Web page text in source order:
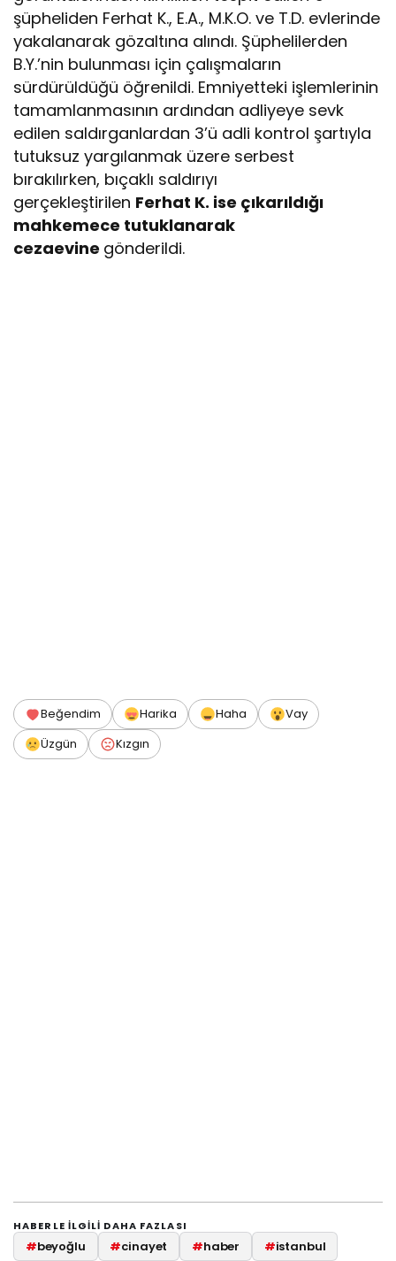
şüpheliden Ferhat K., E.A., M.K.O. ve T.D. evlerinde
yakalanarak gözaltına alındı. Şüphelilerden
B.Y.’nin bulunması için çalışmaların
sürdürüldüğü öğrenildi. Emniyetteki işlemlerinin
tamamlanmasının ardından adliyeye sevk
edilen saldırganlardan 3’ü adli kontrol şartıyla
tutuksuz yargılanmak üzere serbest
bırakılırken, bıçaklı saldırıyı
gerçekleştirilen Ferhat K. ise çıkarıldığı
mahkemece tutuklanarak
cezaevine gönderildi.
Beğendim Harika Haha
Vay
Üzgün
Kızgın
HABERLE ILGILI DAHA FAZLASI
#beyoğlu #cinayet #haber #istanbul